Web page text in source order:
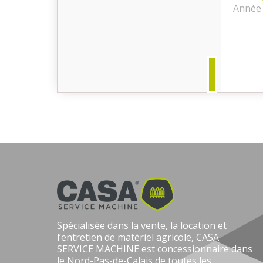
Année
Spécialisée dans la vente, la location et
l’entretien de matériel agricole, CASA
SERVICE MACHINE est concessionnaire dans